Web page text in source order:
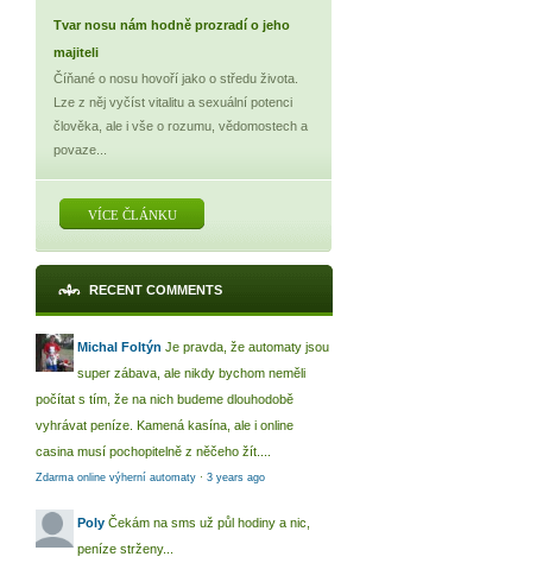
Tvar nosu nám hodně prozradí o jeho
majiteli
Číňané o nosu hovoří jako o středu života.
Lze z něj vyčíst vitalitu a sexuální potenci
člověka, ale i vše o rozumu, vědomostech a
povaze...
VÍCE ČLÁNKU
RECENT COMMENTS
Michal Foltýn Je pravda, že automaty jsou
super zábava, ale nikdy bychom neměli
počítat s tím, že na nich budeme dlouhodobě
vyhrávat peníze. Kamená kasína, ale i online
casina musí pochopitelně z něčeho žít....
Zdarma online výherní automaty · 3 years ago
Poly Čekám na sms už půl hodiny a nic,
peníze strženy...